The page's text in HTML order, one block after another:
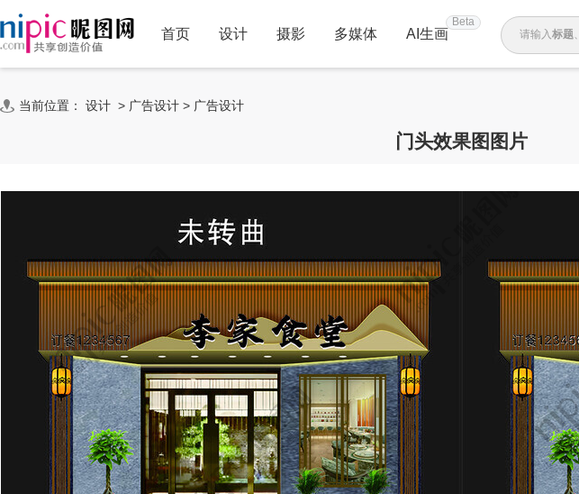
首页 设计 摄影 多媒体 AI生画
Beta
请输入标题、
当前位置： 设计 > 广告设计 > 广告设计
门头效果图图片